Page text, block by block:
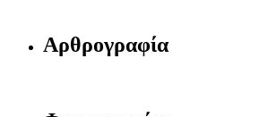
Αρθρογραφία